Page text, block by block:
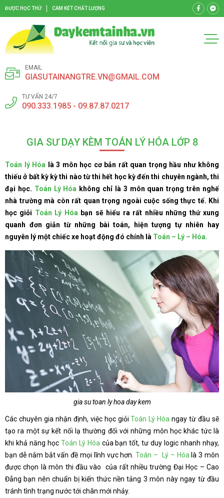
ĐƯỢC HỌC THỬ CAM KẾT CHẤT LƯỢNG
EMAIL
GIASUTAINANGTRE.VN@GMAIL.COM
TƯ VẤN 24/7
090.333.1985 - 09.87.87.0217
GIA SƯ DẠY KÈM TOÁN LÝ HÓA LỚP 8
Toán lý Hóa là 3 môn học cơ bản rất quan trọng hầu như không
thiếu ở bất kỳ kỳ thi nào từ thi hết học kỳ đến thi chuyên ngành, thi
đại học. Toán Lý Hóa không chỉ là 3 môn quan trọng trên nghế
nhà trường mà còn rất quan trọng ngoài cuộc sống thực tế. Khi
học giỏi Toán Lý Hóa bạn sẽ hiểu ra rất nhiều những thứ xung
quanh đơn giản từ những bài toán, hiện tượng tự nhiên hay
nguyên lý một chiếc xe hoạt động đó chính là Toán – Lý – Hóa.
gia su toan ly hoa day kem
Các chuyên gia nhận định, việc học giỏiToán Lý Hóa ngay từ đầu sẽ
tạo ra một sự kết nối lạ thường đối với những môn học khác tức là
khi khả năng học Toán Lý Hóacủa bạn tốt, tư duy logic nhanh nhạy,
bạn dễ nắm bắt vấn đề mọi lĩnh vực hơn.Toán – Lý – Hóalà 3 môn
được chọn là môn thi đầu vào của rất nhiều trường Đại Học – Cao
Đẳng bạn nên chuẩn bị kiến thức nền tảng 3 môn này ngay từ đầu
tránh tình trạng nước tới chân mới nhảy.